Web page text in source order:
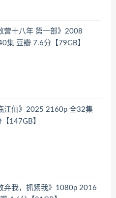
营十八年 第一部》2008
集 豆瓣 7.6分【79GB】
江仙》2025 2160p 全32集
147GB】
弃我，抓紧我》1080p 2016